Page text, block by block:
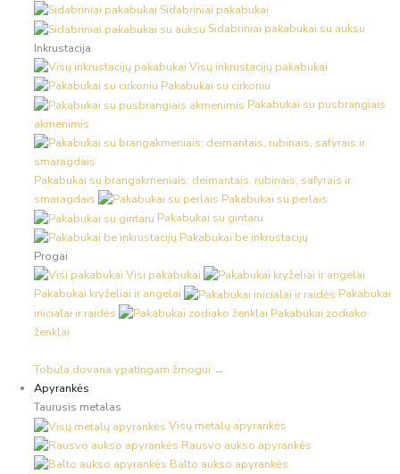
Sidabriniai pakabukai
Sidabriniai pakabukai su auksu
Inkrustacija
Visų inkrustacijų pakabukai
Pakabukai su cirkoniu
Pakabukai su pusbrangiais
akmenimis
Pakabukai su brangakmeniais: deimantais, rubinais, safyrais ir
smaragdais
Pakabukai su perlais
Pakabukai su gintaru
Pakabukai be inkrustacijų
Progai
Visi pakabukai
Pakabukai kryželiai ir angelai
Pakabukai
inicialai ir raidės
Pakabukai zodiako
ženklai
Tobula dovana ypatingam žmogui →
Apyrankės
Taurusis metalas
Visų metalų apyrankės
Rausvo aukso apyrankės
Balto aukso apyrankės